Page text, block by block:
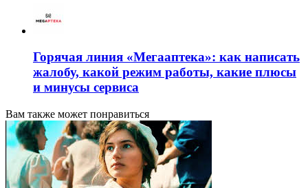
Горячая линия «Мегааптека»: как написать
жалобу, какой режим работы, какие плюсы
и минусы сервиса
Вам также может понравиться